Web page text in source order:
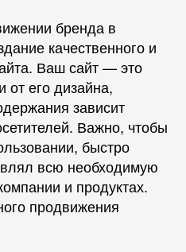
бренда в
качественного и
Ваш сайт — это
от его дизайна,
зависит
Важно, чтобы
быстро
всю необходимую
и продуктах.
продвижения